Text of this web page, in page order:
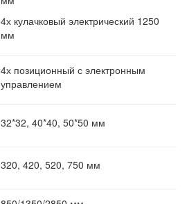
4х кулачковый электрический 1250
мм
4х позиционный с электронным
управлением
32*32, 40*40, 50*50 мм
320, 420, 520, 750 мм